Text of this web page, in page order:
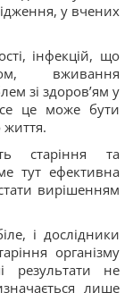
у вчених
інфекцій, що
вживання
зі здоров’ям у
це може бути
життя.
старіння та
тут ефективна
вирішенням
і дослідники
організму
результати не
лише